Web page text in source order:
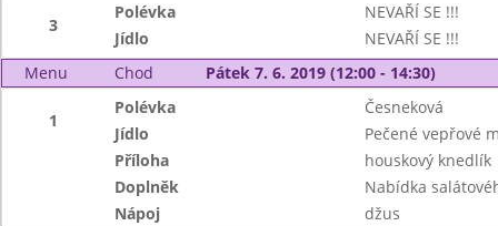
3
Polévka
NEVAŘÍ SE !!!
Jídlo
NEVAŘÍ SE !!!
Menu
Chod Pátek 7. 6. 2019 (12:00 - 14:30)
1
Polévka
Česneková
Jídlo
Pečené vepřové
Příloha
houskový knedlík
Doplněk
Nabídka
Nápoj
džus